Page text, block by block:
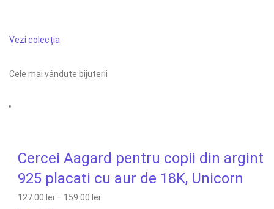
Vezi colecția
Cele mai vândute bijuterii
Cercei Aagard pentru copii din argint
925 placati cu aur de 18K, Unicorn
127.00 lei – 159.00 lei